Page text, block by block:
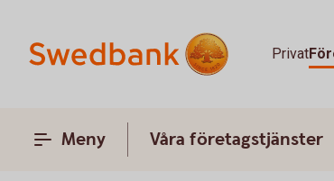
Privat
Meny Våra företagstjänster